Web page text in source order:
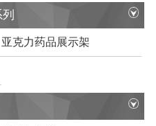
亚克力药品展示架